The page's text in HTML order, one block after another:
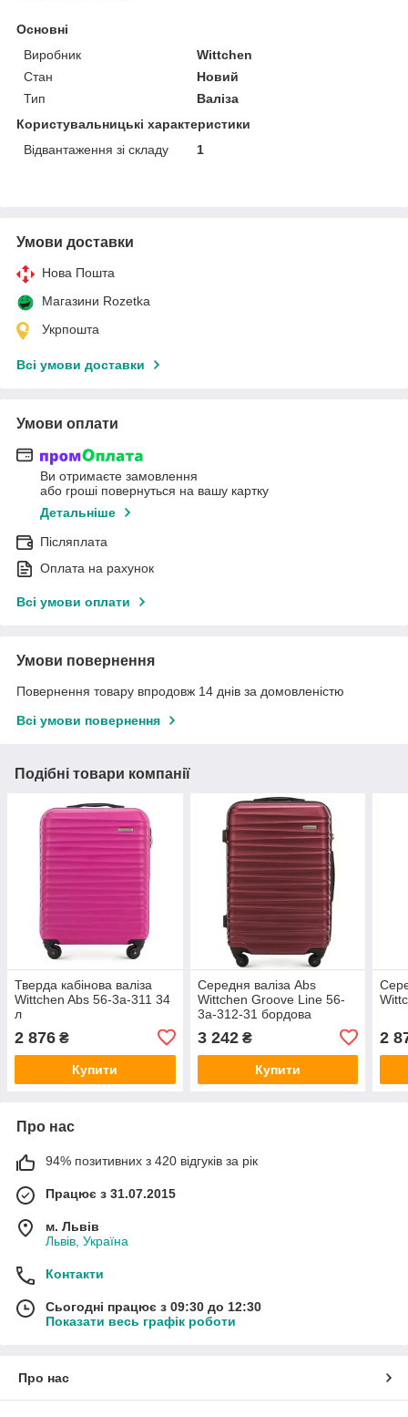
Основні
Виробник
Wittchen
Стан
Новий
Тип
Валіза
Користувальницькі характеристики
Відвантаження зі складу
1
Умови доставки
Нова Пошта
Магазини Rozetka
Укрпошта
Всі умови доставки
Умови оплати
Ви отримаєте замовлення
або гроші повернуться на вашу картку
Детальніше
Післяплата
Оплата на рахунок
Всі умови оплати
Умови повернення
Повернення товару впродовж 14 днів за домовленістю
Всі умови повернення
Подібні товари компанії
Тверда кабінова валіза
Wittchen Abs 56-3a-311 34
л
2 876 ₴
Купити
Середня валіза Abs
Wittchen Groove Line 56-
3a-312-31 бордова
3 242₴
Купити
2
Про нас
94% позитивних з 420 відгуків за рік
Працює з 31.07.2015
м. Львів
Львів, Україна
Контакти
Сьогодні працює з 09:30 до 12:30
Показати весь графік роботи
Про нас